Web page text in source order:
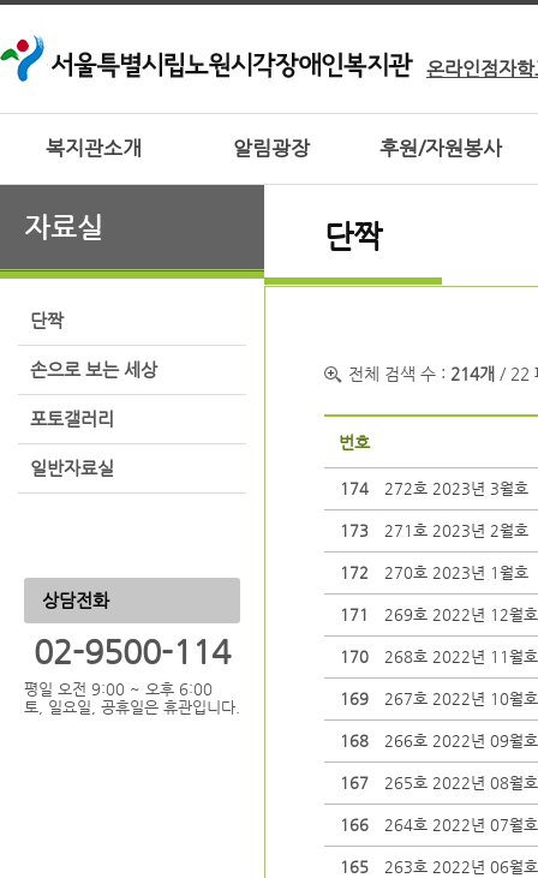
온라인점자
복지관소개 알림광장 후원/자원봉사
자료실
단짝
손으로 보는 세상
포토갤러리
일반자료실
상담전화
02-9500-114
평일 오전 9:00 ~ 오후 6:00
토, 일요일, 공휴일은 휴관입니다.
단짝
전체 검색 수 : 214개 / 22
번호
174 272호 2023년 3월호
173 271호 2023년 2월호
172 270호 2023년 1월호
171 269호 2022년 12월호
170 268호 2022년 11월호
169 267호 2022년 10월호
168 266호 2022년 09월호
167 265호 2022년 08월호
166 264호 2022년 07월호
165 263호 2022년 06월호